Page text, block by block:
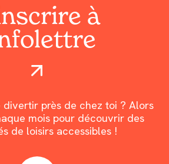
à
divertir près de chez toi ? Alors
mois pour découvrir des
de loisirs accessibles !